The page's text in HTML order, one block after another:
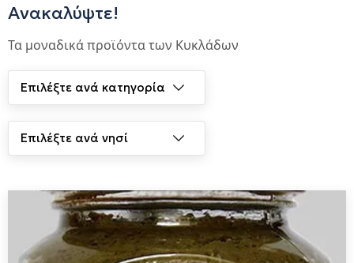
Ανακαλύψτε!
Τα μοναδικά προϊόντα των Κυκλάδων